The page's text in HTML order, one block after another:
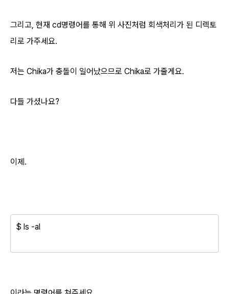
그리고, 현재 cd명령어를 통해 위 사진처럼 회색처리가 된 디렉토
리로 가주세요.
저는 Chika가 충돌이 일어났으므로 Chika로 가줄게요.
다들 가셨나요?
이제.
$ ls -al